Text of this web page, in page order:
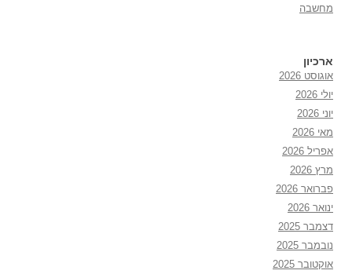
מחשבה
ארכיון
אוגוסט 2026
יולי 2026
יוני 2026
מאי 2026
אפריל 2026
מרץ 2026
פברואר 2026
ינואר 2026
דצמבר 2025
נובמבר 2025
אוקטובר 2025